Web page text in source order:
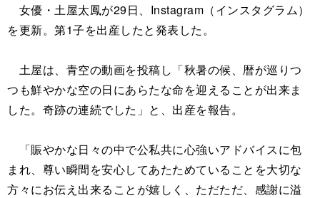
女優・土屋太鳳が29日、Instagram（インスタグラム）
を更新。第1子を出産したと発表した。
土屋は、青空の動画を投稿し「秋暑の候、暦が巡りつ
つも鮮やかな空の日にあらたな命を迎えることが出来ま
した。奇跡の連続でした」と、出産を報告。
「賑やかな日々の中で公私共に心強いアドバイスに包
まれ、尊い瞬間を安心してあたためていることを大切な
方々にお伝え出来ることが嬉しく、ただただ、感謝に溢